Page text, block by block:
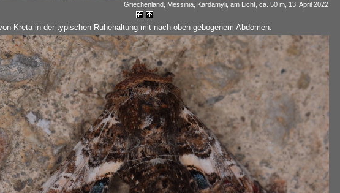
Griechenland, Messinia, Kardamyli, am Licht, ca. 50 m, 13. April 2022
Kreta in der typischen Ruhehaltung mit nach oben gebogenem Abdomen.